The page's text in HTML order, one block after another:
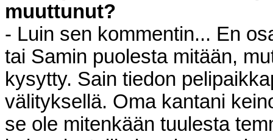
muuttunut?
- Luin sen kommentin... En
tai Samin puolesta mitään,
kysytty. Sain tiedon
välityksellä. Oma kantani
se ole mitenkään tuulesta